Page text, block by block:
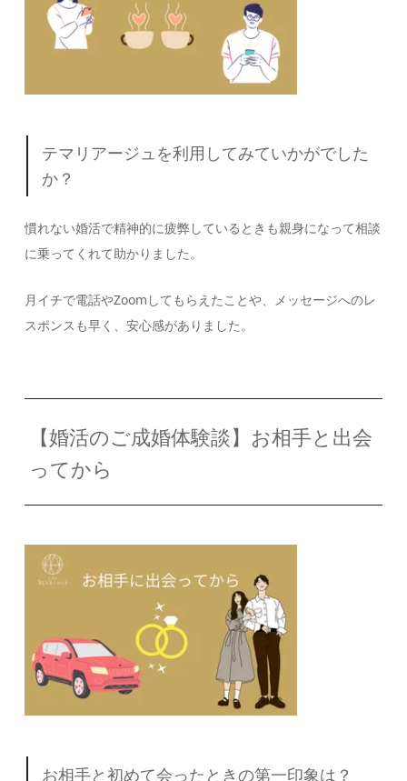
テマリアージュを利用してみていかがでした
か？
慣れない婚活で精神的に疲弊しているときも親身になって相談
に乗ってくれて助かりました。
月イチで電話やZoomしてもらえたことや、メッセージへのレ
スポンスも早く、安心感がありました。
【婚活のご成婚体験談】お相手と出会
ってから
お相手と初めて会ったときの第一印象は？